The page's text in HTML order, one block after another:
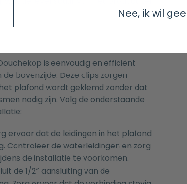
is eenvoudig en efficiënt
bovenzijde. Deze clips zorgen
plafond wordt geklemd zonder dat
nodig zijn. Volg de onderstaande
ervoor dat de leidingen in het plafond
Controleer de waterleidingen en zorg
de installatie te voorkomen.
de 1/2″ aansluiting van de
Nee, ik wil